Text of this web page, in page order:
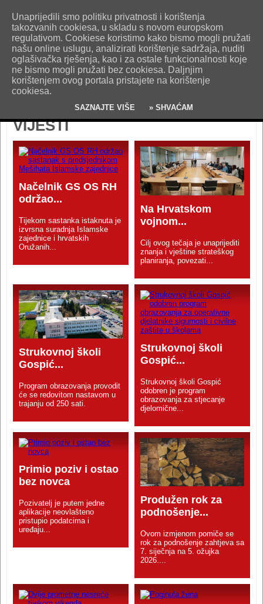
O nama Kontakt Oglašavanje Impresum
Uvjeti korištenja
Pošaljite nam vijest!
VIJESTI
Načelnik GS OS RH
održao...
Tijekom sastanka istaknuta je
izvrsna suradnja Islamske
zajednice i hrvatskih
Oružanih...
Na Hrvatskom
vojnom...
Cilj ovog tečaja je unaprijediti
znanja i vještine strateškog
planiranja, povezati...
Strukovnoj školi
Gospić...
Program obrazovanja provodit
će se redovitom nastavom u
trajanju od 250 sati.
Strukovnoj školi
Gospić...
Strukovnoj školi Gospić
odobren je program
obrazovanja za stjecanje
djelomične...
Primio poziv i ostao
bez novca
Pozivatelj je putem jedne
aplikacije neovlašteno
pristupio podatcima i
uređaju...
Produžen rok za
podnošenje...
Ovom izmjenom pomiče se
rok za podnošenje zahtjeva sa
7. siječnja na 5. ožujka
2026....
Unaprijedili smo politiku privatnosti i korištenja
takozvanih cookiesa, u skladu s novom europskom
regulativom. Cookiese koristimo kako bismo mogli pružati
našu online uslugu, analizirati korištenje sadržaja, nuditi
oglašivačka rješenja, kao i za ostale funkcionalnosti koje
ne bismo mogli pružati bez cookiesa. Daljnjim
korištenjem ovog portala pristajete na korištenje
cookiesa.
SAZNAJTE VIŠE » SHVAĆAM